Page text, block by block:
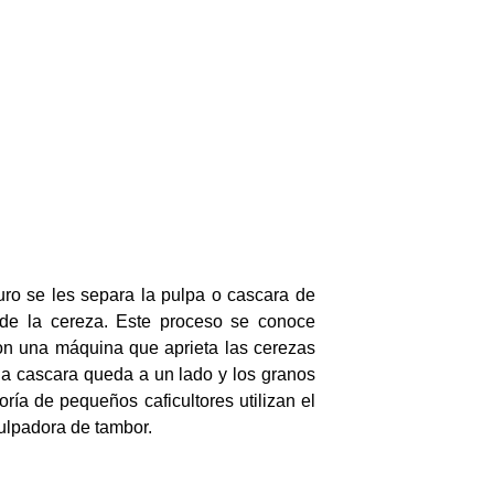
se les separa la pulpa o cascara de
la cereza. Este proceso se conoce
una máquina que aprieta las cerezas
cascara queda a un lado y los granos
de pequeños caficultores utilizan el
de tambor.